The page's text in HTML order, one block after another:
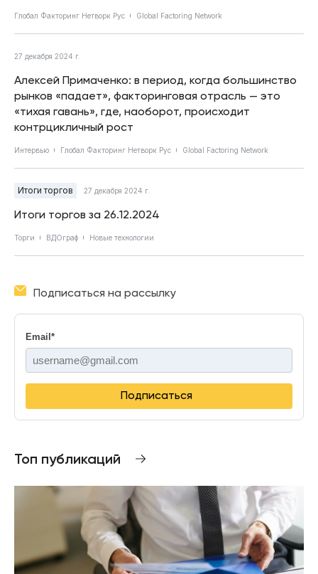
Глобал Факторинг Нетворк Рус Global Factoring Network
27 декабря 2024 г.
Алексей Примаченко: в период, когда большинство
рынков «падает», факторинговая отрасль — это
«тихая гавань», где, наоборот, происходит
контрцикличный рост
Интервью Глобал Факторинг Нетворк Рус Global Factoring Network
Итоги торгов 27 декабря 2024 г.
Итоги торгов за 26.12.2024
Торги ВДОграф Новые технологии
Подписаться на рассылку
Email *
Подписаться
Топ публикаций